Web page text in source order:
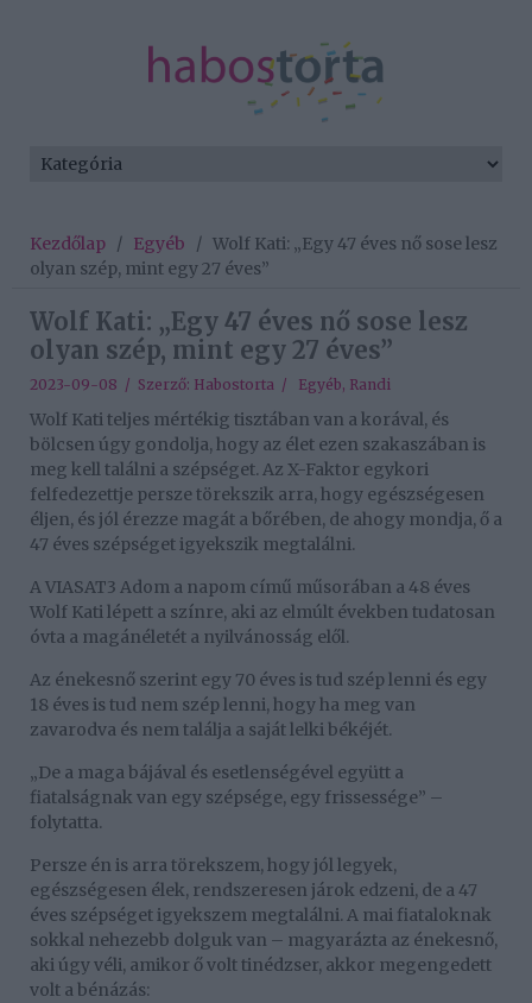
Kezdőlap / Egyéb / Wolf Kati: „Egy 47 éves nő sose lesz
olyan szép, mint egy 27 éves”
Wolf Kati: „Egy 47 éves nő sose lesz
olyan szép, mint egy 27 éves”
2023-09-08 / Szerző: Habostorta / Egyéb, Randi
Wolf Kati teljes mértékig tisztában van a korával, és
bölcsen úgy gondolja, hogy az élet ezen szakaszában is
meg kell találni a szépséget. Az X-Faktor egykori
felfedezettje persze törekszik arra, hogy egészségesen
éljen, és jól érezze magát a bőrében, de ahogy mondja, ő a
47 éves szépséget igyekszik megtalálni.
A VIASAT3 Adom a napom című műsorában a 48 éves
Wolf Kati lépett a színre, aki az elmúlt években tudatosan
óvta a magánéletét a nyilvánosság elől.
Az énekesnő szerint egy 70 éves is tud szép lenni és egy
18 éves is tud nem szép lenni, hogy ha meg van
zavarodva és nem találja a saját lelki békéjét.
„De a maga bájával és esetlenségével együtt a
fiatalságnak van egy szépsége, egy frissessége” –
folytatta.
Persze én is arra törekszem, hogy jól legyek,
egészségesen élek, rendszeresen járok edzeni, de a 47
éves szépséget igyekszem megtalálni. A mai fiataloknak
sokkal nehezebb dolguk van – magyarázta az énekesnő,
aki úgy véli, amikor ő volt tinédzser, akkor megengedett
volt a bénázás: